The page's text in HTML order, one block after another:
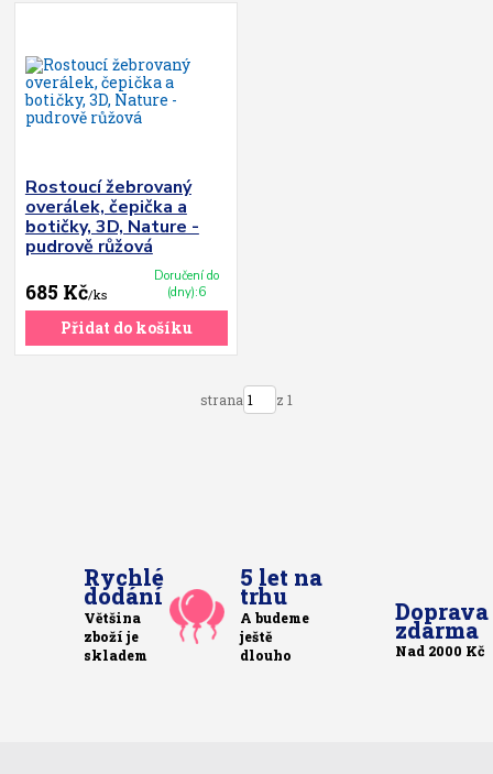
Rostoucí žebrovaný
overálek, čepička a
botičky, 3D, Nature -
pudrově růžová
685 Kč/ks
Doručení do
(dny):6
Přidat do košíku
strana z 1
Rychlé
dodání
Většina
zboží je
skladem
5 let na
trhu
A budeme
ještě
dlouho
Doprava
zdarma
Nad 2000 Kč